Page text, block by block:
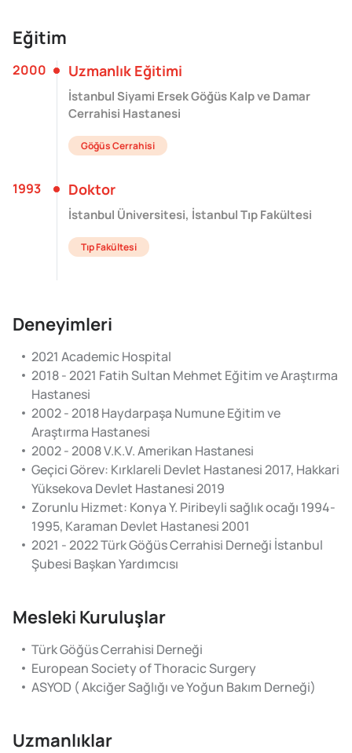
Eğitim
2000 Uzmanlık Eğitimi
İstanbul Siyami Ersek Göğüs Kalp ve Damar
Cerrahisi Hastanesi
Göğüs Cerrahisi
1993 Doktor
İstanbul Üniversitesi, İstanbul Tıp Fakültesi
Tıp Fakültesi
Deneyimleri
2021 Academic Hospital
2018 - 2021 Fatih Sultan Mehmet Eğitim ve Araştırma
Hastanesi
2002 - 2018 Haydarpaşa Numune Eğitim ve
Araştırma Hastanesi
2002 - 2008 V.K.V. Amerikan Hastanesi
Geçici Görev: Kırklareli Devlet Hastanesi 2017, Hakkari
Yüksekova Devlet Hastanesi 2019
Zorunlu Hizmet: Konya Y. Piribeyli sağlık ocağı 1994-
1995, Karaman Devlet Hastanesi 2001
2021 - 2022 Türk Göğüs Cerrahisi Derneği İstanbul
Şubesi Başkan Yardımcısı
Mesleki Kuruluşlar
Türk Göğüs Cerrahisi Derneği
European Society of Thoracic Surgery
ASYOD ( Akciğer Sağlığı ve Yoğun Bakım Derneği)
Uzmanlıklar